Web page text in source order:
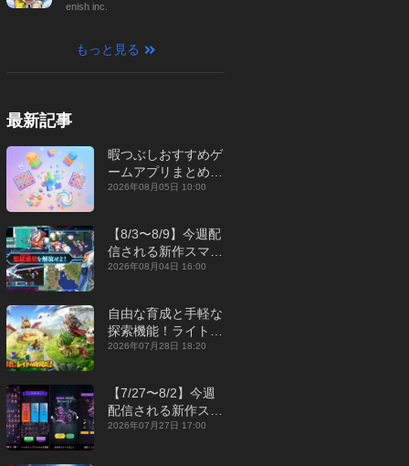
enish inc.
もっと見る
最新記事
暇つぶしおすすめゲ
ームアプリまとめ｜
オフライン対応あり
2026年08月05日 10:00
【8/3〜8/9】今週配
信される新作スマホ
ゲームをまとめてお
2026年08月04日 16:00
自由な育成と手軽な
探索機能！ライトカ
ジュアルMMORPG
征』【最新作PICKU
P】
2026年07月28日 18:20
【7/27〜8/2】今週
配信される新作スマ
ホゲームをまとめて
年】
2026年07月27日 17:00